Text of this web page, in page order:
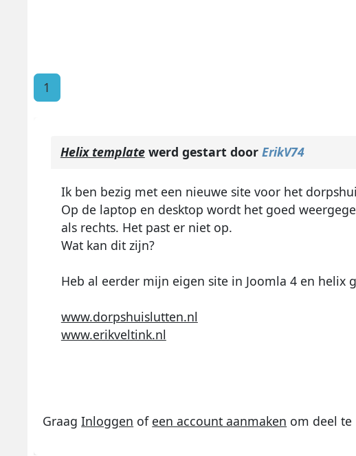
1
Helix templatewerd gestart door ErikV74
Ik ben bezig met een nieuwe site voor het
Op de laptop en desktop wordt het goed
als rechts. Het past er niet op.
Wat kan dit zijn?
Heb al eerder mijn eigen site in Joomla 4 en
www.dorpshuislutten.nl
www.erikveltink.nl
GraagInloggen of een account aanmaken om deel te